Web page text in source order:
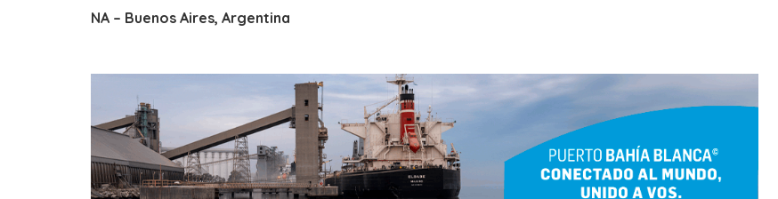
NA – Buenos Aires, Argentina